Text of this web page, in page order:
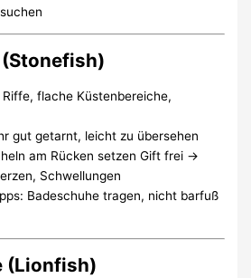
Riffe, flache Küstenbereiche,
gut getarnt, leicht zu übersehen
am Rücken setzen Gift frei →
Schwellungen
Badeschuhe tragen, nicht barfuß
(Lionfish)